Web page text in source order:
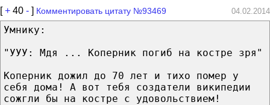
[+ 40 - ] Комментировать цитату №93469 04.02.2014
Умнику:
"УУУ: Мдя ... Коперник погиб на костре зря"
Коперник дожил до 70 лет и тихо помер у
себя дома! А вот тебя создатели википедии
сожгли бы на костре с удовольствием!